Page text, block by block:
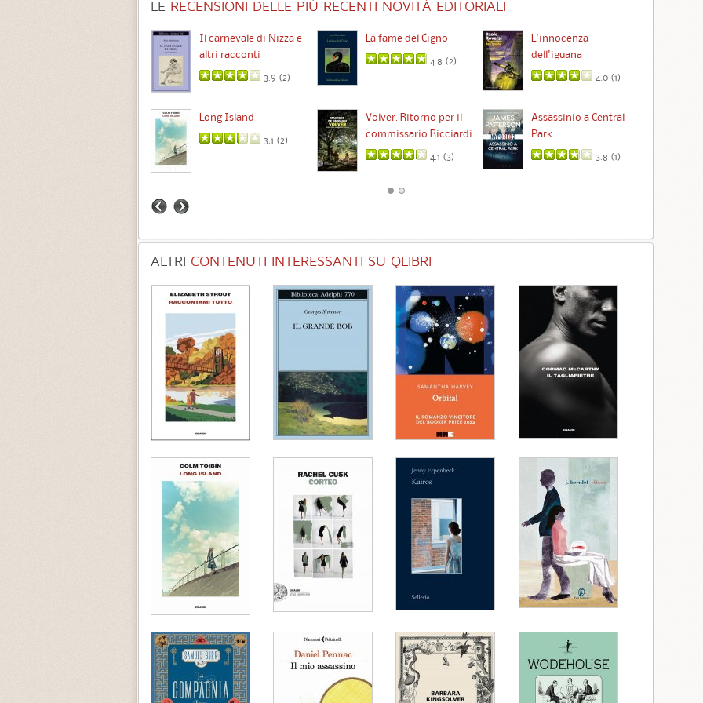
LE RECENSIONI DELLE PIÙ RECENTI NOVITÀ EDITORIALI
Il carnevale di Nizza e
altri racconti
3.9 (2)
La fame del Cigno
4.8 (2)
L'innocenza
dell'iguana
4.0 (1)
Long Island
3.1 (2)
Volver. Ritorno per il
commissario Ricciardi
4.1 (3)
Assassinio a Central
Park
3.8 (1)
ALTRI CONTENUTI INTERESSANTI SU QLIBRI